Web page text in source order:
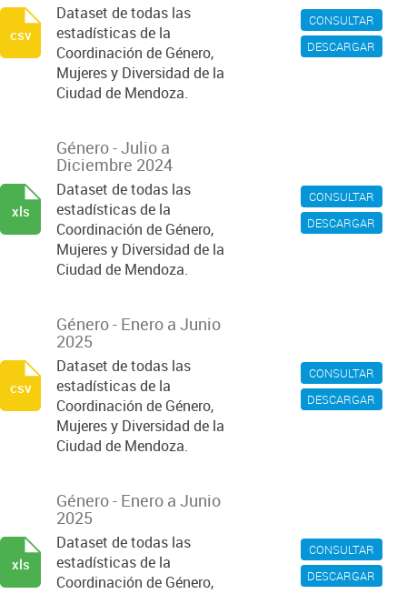
CONSULTAR
DESCARGAR
Dataset de todas las
estadísticas de la
Coordinación de Género,
Mujeres y Diversidad de la
Ciudad de Mendoza.
csv
CONSULTAR
DESCARGAR
Género - Julio a
Diciembre 2024
Dataset de todas las
estadísticas de la
Coordinación de Género,
Mujeres y Diversidad de la
Ciudad de Mendoza.
xls
CONSULTAR
DESCARGAR
Género - Enero a Junio
2025
Dataset de todas las
estadísticas de la
Coordinación de Género,
Mujeres y Diversidad de la
Ciudad de Mendoza.
csv
CONSULTAR
DESCARGAR
Género - Enero a Junio
2025
Dataset de todas las
estadísticas de la
Coordinación de Género,
xls